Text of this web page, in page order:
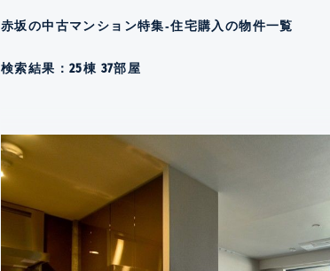
赤坂の中古マンション特集-住宅購入の物件一覧
検索結果： 25棟 37部屋